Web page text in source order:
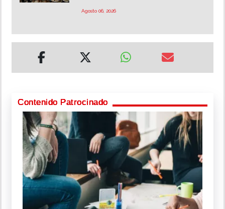
Agosto 06, 2026
Contenido Patrocinado